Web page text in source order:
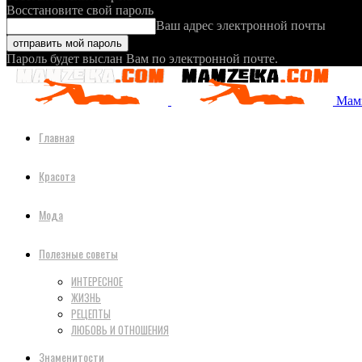
Восстановите свой пароль
Ваш адрес электронной почты
Пароль будет выслан Вам по электронной почте.
Главная
Красота
Мода
Полезные советы
ИНТЕРЕСНОЕ
ЖИЗНЬ
РЕЦЕПТЫ
ЛЮБОВЬ И ОТНОШЕНИЯ
Знаменитости